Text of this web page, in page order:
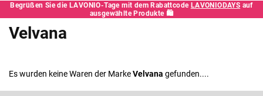
Begrüßen Sie die LAVONIO-Tage mit dem Rabattcode LAVONIODAYS auf
ausgewählte Produkte 🛍️
Velvana
Es wurden keine Waren der MarkeVelvana gefunden....